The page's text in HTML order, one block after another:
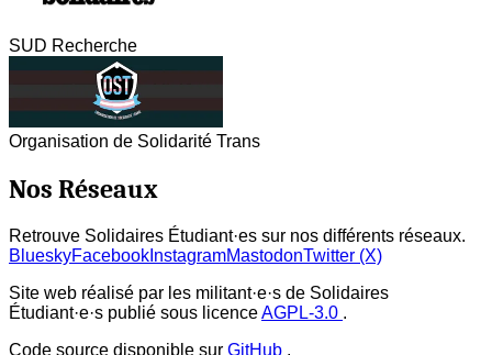
SUD Recherche
Organisation de Solidarité Trans
Nos Réseaux
Retrouve Solidaires Étudiant·es sur nos différents réseaux.
BlueskyFacebook InstagramMastodonTwitter (X)
Site web réalisé par les militant·e·s de Solidaires
Étudiant·e·s publié sous licenceAGPL-3.0 .
Code source disponible sur GitHub .